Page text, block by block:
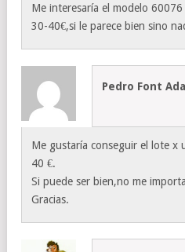
Me interesaría el modelo
30-40€,si le parece bien sino
Pedro Font
Me gustaría conseguir el lote x
40 €.
Si puede ser bien,no me
Gracias.